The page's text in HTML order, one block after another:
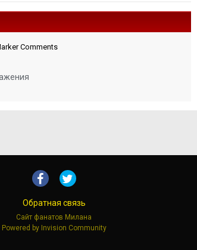
Comments
Обратная связь
Сайт фанатов Милана
Powered by Invision Community